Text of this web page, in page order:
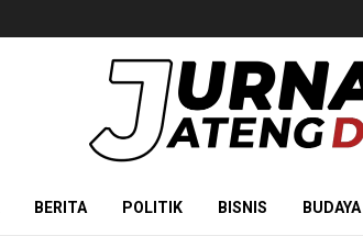
BERITA POLITIK BISNIS BUDAYA